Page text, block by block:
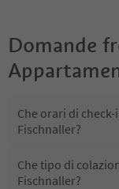
Domande
Che orari di
Fischnaller?
Che tipo di
Fischnaller?